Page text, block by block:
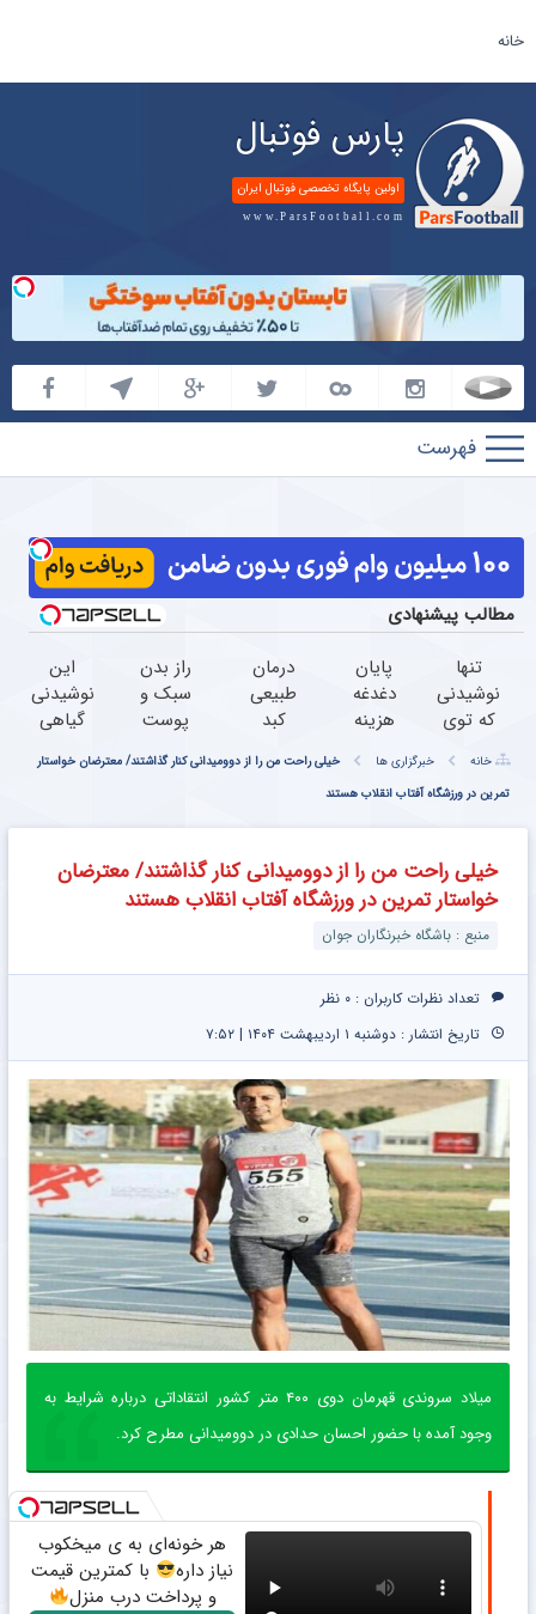
خانه
پارس فوتبال
اولین پایگاه تخصصی فوتبال ایران
www.ParsFootball.com
پارس
فوتبال
مطالب پیشنهادی
تنها
نوشیدنی
که توی
هوای
سرد
برای
خوبه
55%تخفیف
تا
پایان
دغدغه
هزینه
دندان
پزشکی
با پک
کننده
خانگی
درمان
طبیعی
کبد
کشف
راز بدن
سبک و
پوست
شفاف در
پاکسازی
نهفته
این
نوشیدنی
گیاهی
کبد شما
می
خانه خبرگزاری ها
خیلی راحت من را از دوومیدانی کنار گذاشتند/ معترضان خواستار
تمرین در ورزشگاه آفتاب انقلاب هستند
خیلی راحت من را از دوومیدانی کنار گذاشتند/ معترضان
خواستار تمرین در ورزشگاه آفتاب انقلاب هستند
منبع : باشگاه خبرنگاران جوان
تعداد نظرات کاربران : ۰ نظر
تاریخ انتشار : دوشنبه ۱ اردیبهشت ۱۴۰۴ | ۷:۵۲
میلاد سروندی قهرمان دوی ۴۰۰ متر کشور انتقاداتی درباره شرایط به
وجود آمده با حضور احسان حدادی در دوومیدانی مطرح کرد.
هر خونه‌ای به ی میخکوب
نیاز داره
با کمترین قیمت
و پرداخت درب منزل